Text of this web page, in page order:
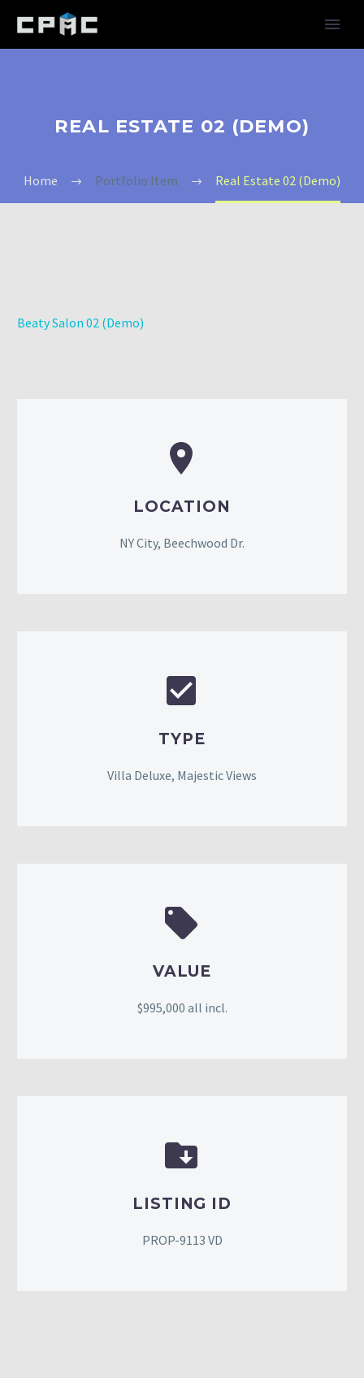
REAL ESTATE 02 (DEMO)
Home Portfolio Item Real Estate 02 (Demo)
Beaty Salon 02 (Demo)


LOCATION
NY City, Beechwood Dr.


TYPE
Villa Deluxe, Majestic Views


VALUE
$995,000 all incl.


LISTING ID
PROP-9113 VD